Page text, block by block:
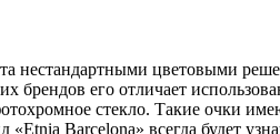
нестандартными цветовыми
брендов его отличает
стекло. Такие очки
Barcelona» всегда будет